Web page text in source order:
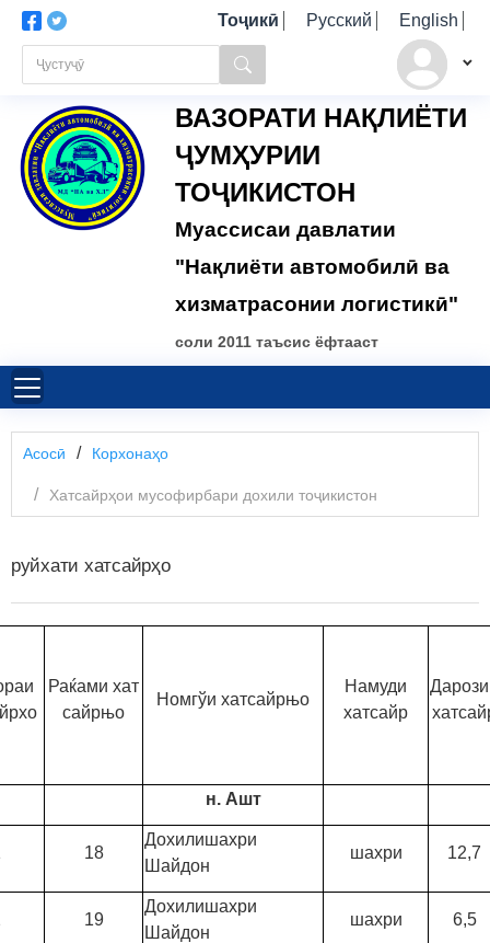
Тоҷикӣ Русский English
ВАЗОРАТИ НАҚЛИЁТИ
ҶУМҲУРИИ
ТОҶИКИСТОН
Муассисаи давлатии
"Нақлиёти автомобилӣ ва
хизматрасонии логистикӣ"
соли 2011 таъсис ёфтааст
Асосӣ Корхонаҳо
Хатсайрҳои мусофирбари дохили тоҷикистон
руйхати хатсайрҳо
Раќами хат
сайрњо
Номгўи хатсайрњо
Намуди
хатсайр
н. Ашт
18
Дохилишахри
Шайдон
шахри 12,7
19
Дохилишахри
Шайдон
шахри 6,5